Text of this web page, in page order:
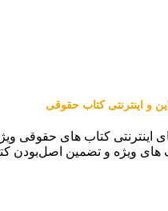
و اینترنتی کتاب حقوقی
اینترنتی کتاب های حقوقی
های ویژه و تضمین